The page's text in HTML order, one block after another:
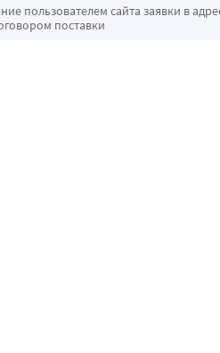
пользователем сайта заявки в
поставки